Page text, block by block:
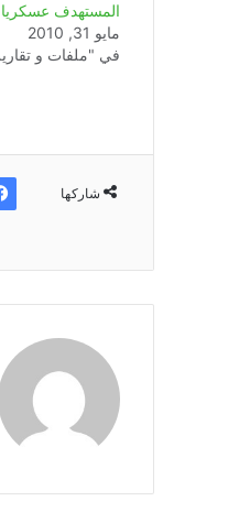
المستهدف عسكريا
مايو 31, 2010
في "ملفات و
شاركها